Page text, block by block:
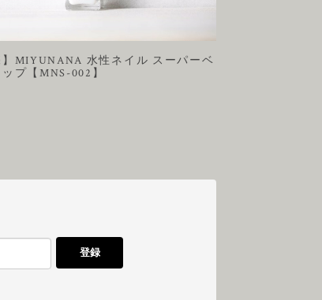
】MIYUNANA 水性ネイル スーパーベ
プ【MNS-002】
登録